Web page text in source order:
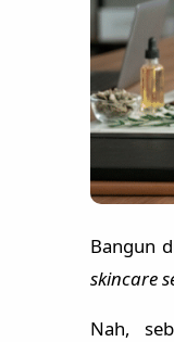
Bangun
skincare
Nah,